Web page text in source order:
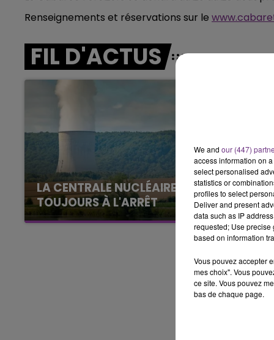
Renseignements et réservations sur le
FIL D'ACTUS
LA CENTRALE NUCLÉAIRE DE CHOOZ
TOUJOURS À L'ARRÊT
Cela fait déjà une semaine que la centrale
nucléaire ardennaise est à l'arrêt. Une situation
We and our (447)
access information on
select personalised
statistics or
profiles to select
Deliver and present
data such as IP
requested; Use precise
based on information
Vous pouvez accepter
mes choix". Vous
ce site. Vous pouvez
bas de chaque page.